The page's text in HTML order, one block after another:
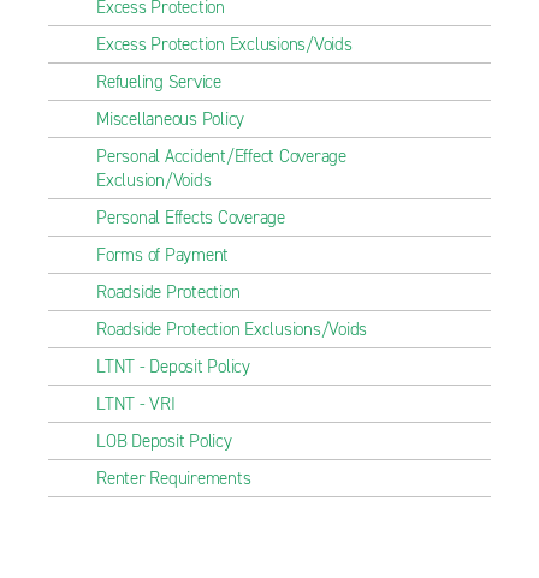
Excess Protection
Excess Protection Exclusions/Voids
Refueling Service
Miscellaneous Policy
Personal Accident/Effect Coverage
Exclusion/Voids
Personal Effects Coverage
Forms of Payment
Roadside Protection
Roadside Protection Exclusions/Voids
LTNT - Deposit Policy
LTNT - VRI
LOB Deposit Policy
Renter Requirements